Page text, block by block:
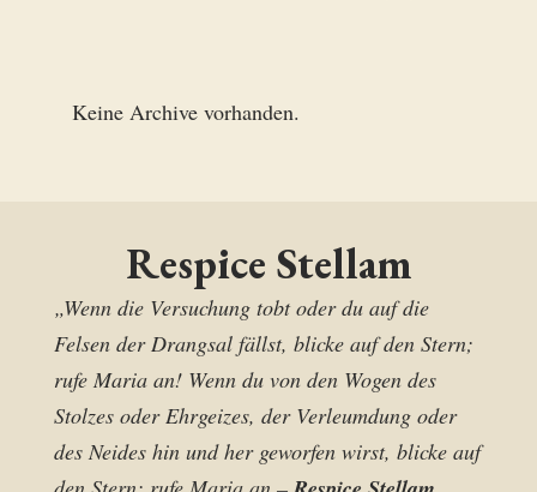
Keine Archive vorhanden.
Respice Stellam
„Wenn die Versuchung tobt oder du auf die
Felsen der Drangsal fällst, blicke auf den Stern;
rufe Maria an! Wenn du von den Wogen des
Stolzes oder Ehrgeizes, der Verleumdung oder
des Neides hin und her geworfen wirst, blicke auf